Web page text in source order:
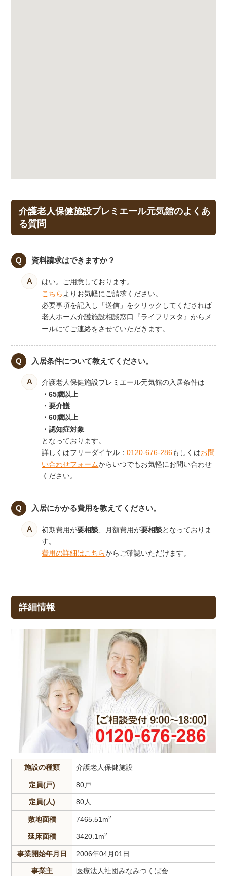
介護老人保健施設プレミエール元気館のよくあ
る質問
資料請求はできますか？
はい。ご用意しております。
こちら よりお気軽にご請求ください。
必要事項を記入し「送信」をクリックしてくだされば
老人ホーム介護施設相談窓口『ライフリスタ』からメ
ールにてご連絡をさせていただきます。
入居条件について教えてください。
介護老人保健施設プレミエール元気館の入居条件は
・65歳以上
・要介護
・60歳以上
・認知症対象
となっております。
詳しくはフリーダイヤル：0120-676-286もしくはお問
い合わせフォームからいつでもお気軽にお問い合わせ
ください。
入居にかかる費用を教えてください。
初期費用が要相談 、月額費用が要相談となっておりま
す。
費用の詳細はこちらからご確認いただけます。
詳細情報
施設の種類 介護老人保健施設
定員(戸) 80戸
定員(人) 80人
敷地面積 7465.51m2
延床面積 3420.1m2
事業開始年月日 2006年04月01日
事業主 医療法人社団みなみつくば会